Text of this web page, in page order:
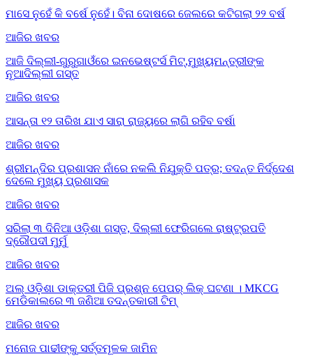
ମାସେ ନୁହେଁ କି ବର୍ଷେ ନୁହେଁ। ବିନା ଦୋଷରେ ଜେଲରେ କଟିଗଲା ୨୨ ବର୍ଷ
ଆଜିର ଖବର
ଆଜି ଦିଲ୍ଲୀ-ଗୁରୁଗାଓଁରେ ଇନଭେଷ୍ଟର୍ସ ମିଟ୍,ମୁଖ୍ୟମନ୍ତ୍ରୀଙ୍କ
ନୂଆଦିଲ୍ଲୀ ଗସ୍ତ
ଆଜିର ଖବର
ଆସନ୍ତା ୧୨ ତାରିଖ ଯାଏ ସାରା ରାଜ୍ୟରେ ଲାଗି ରହିବ ବର୍ଷା
ଆଜିର ଖବର
ଶ୍ରୀମନ୍ଦିର ପ୍ରଶାସନ ନାଁରେ ନକଲି ନିଯୁକ୍ତି ପତ୍ର; ତଦନ୍ତ ନିର୍ଦ୍ଦେଶ
ଦେଲେ ମୁଖ୍ୟ ପ୍ରଶାସକ
ଆଜିର ଖବର
ସରିଲା ୩ ଦିନିଆ ଓଡ଼ିଶା ଗସ୍ତ, ଦିଲ୍ଲୀ ଫେରିଗଲେ ରାଷ୍ଟ୍ରପତି
ଦ୍ରୌପଦୀ ମୁର୍ମୁ
ଆଜିର ଖବର
ଅଲ୍ ଓଡ଼ିଶା ଡାକ୍ତରୀ ପିଜି ପ୍ରଶ୍ନ ପେପର୍ ଲିକ୍ ଘଟଣା । MKCG
ମେଡିକାଲରେ ୩ ଜଣିଆ ତଦନ୍ତକାରୀ ଟିମ୍
ଆଜିର ଖବର
ମନୋଜ ପାଢୀଙ୍କୁ ସର୍ତ୍ତମୂଳକ ଜାମିନ